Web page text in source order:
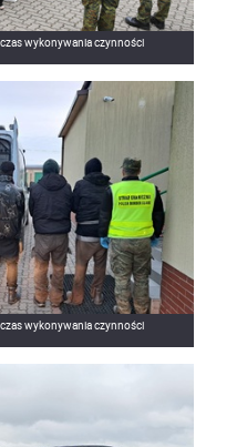
wykonywania czynności
wykonywania czynności